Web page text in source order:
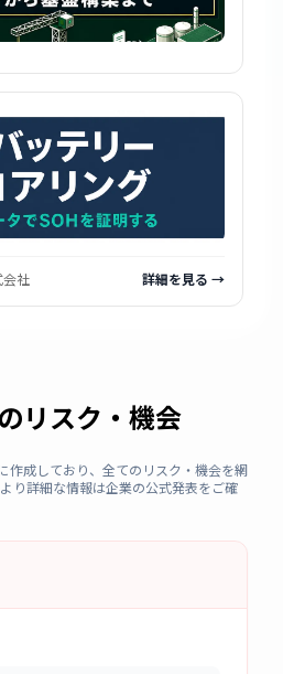
会社 詳細を見る →
リスク・機会
作成しており、全てのリスク・機会を網
り詳細な情報は企業の公式発表をご確